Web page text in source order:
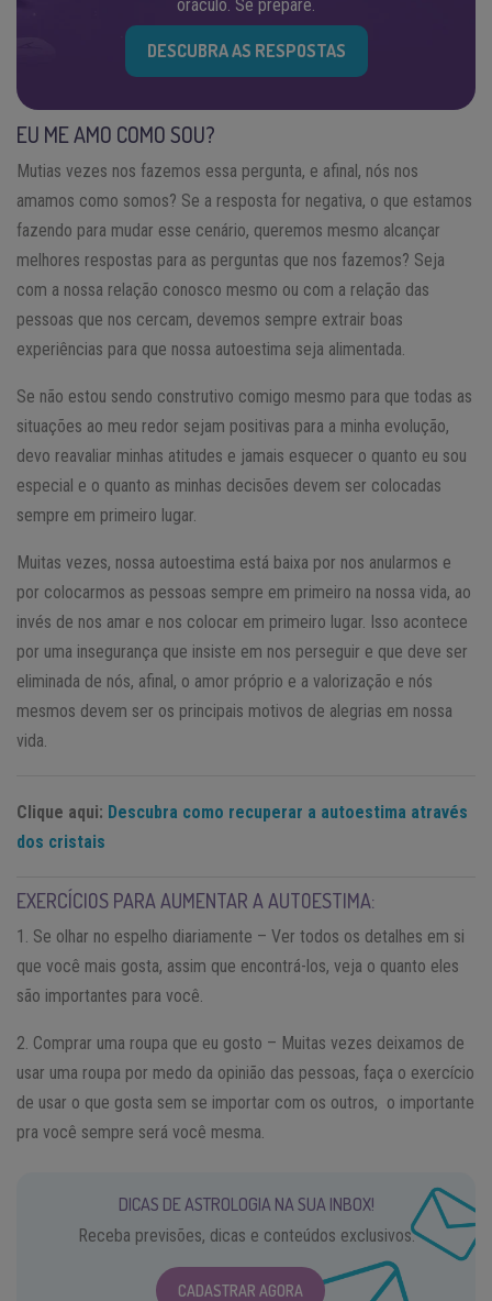
oráculo. Se prepare.
DESCUBRA AS RESPOSTAS
EU ME AMO COMO SOU?
Mutias vezes nos fazemos essa pergunta, e afinal, nós nos
amamos como somos? Se a resposta for negativa, o que estamos
fazendo para mudar esse cenário, queremos mesmo alcançar
melhores respostas para as perguntas que nos fazemos? Seja
com a nossa relação conosco mesmo ou com a relação das
pessoas que nos cercam, devemos sempre extrair boas
experiências para que nossa autoestima seja alimentada.
Se não estou sendo construtivo comigo mesmo para que todas as
situações ao meu redor sejam positivas para a minha evolução,
devo reavaliar minhas atitudes e jamais esquecer o quanto eu sou
especial e o quanto as minhas decisões devem ser colocadas
sempre em primeiro lugar.
Muitas vezes, nossa autoestima está baixa por nos anularmos e
por colocarmos as pessoas sempre em primeiro na nossa vida, ao
invés de nos amar e nos colocar em primeiro lugar. Isso acontece
por uma insegurança que insiste em nos perseguir e que deve ser
eliminada de nós, afinal, o amor próprio e a valorização e nós
mesmos devem ser os principais motivos de alegrias em nossa
vida.
Clique aqui: Descubra como recuperar a autoestima através
dos cristais
EXERCÍCIOS PARA AUMENTAR A AUTOESTIMA:
1. Se olhar no espelho diariamente – Ver todos os detalhes em si
que você mais gosta, assim que encontrá-los, veja o quanto eles
são importantes para você.
2. Comprar uma roupa que eu gosto – Muitas vezes deixamos de
usar uma roupa por medo da opinião das pessoas, faça o exercício
de usar o que gosta sem se importar com os outros, o importante
pra você sempre será você mesma.
DICAS DE ASTROLOGIA NA SUA INBOX!
Receba previsões, dicas e conteúdos exclusivos.
CADASTRAR AGORA